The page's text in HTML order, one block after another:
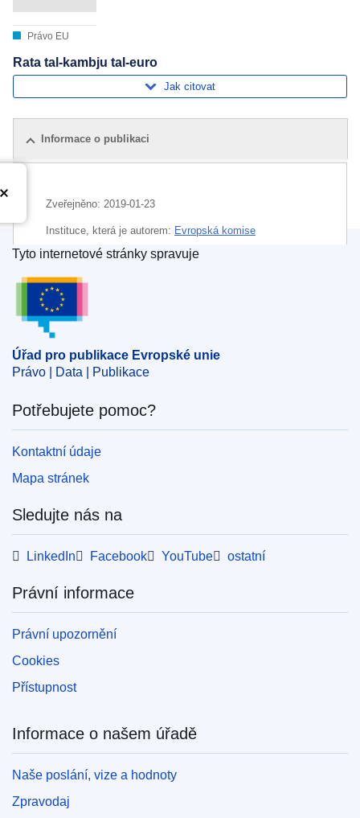
Právo EU
Rata tal-kambju tal-euro
Jak citovat
Informace o publikaci
Zveřejněno: 2019-01-23
Instituce, která je autorem: Evropská komise
CELEX : C2019/028/02
OJ : JOC_2019_028_R_0002
Úřad pro publikace Evropské unie
Tyto internetové stránky spravuje
Úřad pro publikace Evropské unie
Právo | Data | Publikace
Potřebujete pomoc?
Kontaktní údaje
Mapa stránek
Sledujte nás na
LinkedIn Facebook YouTube ostatní
Právní informace
Právní upozornění
Cookies
Přístupnost
Informace o našem úřadě
Naše poslání, vize a hodnoty
Zpravodaj